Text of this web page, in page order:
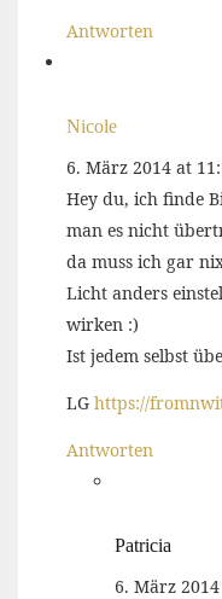
Antworten
Nicole
6. März 2014 at
Hey du, ich finde
man es nicht
da muss ich gar
Licht anders
wirken :)
Ist jedem selbst
LG https://
Antworten
Patricia
6. März